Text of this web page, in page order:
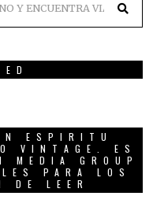
ESPIRITU
VINTAGE. ES
MEDIA GROUP
PARA LOS
DE LEER